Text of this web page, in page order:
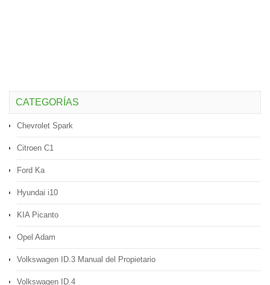
CATEGORÍAS
Chevrolet Spark
Citroen C1
Ford Ka
Hyundai i10
KIA Picanto
Opel Adam
Volkswagen ID.3 Manual del Propietario
Volkswagen ID.4